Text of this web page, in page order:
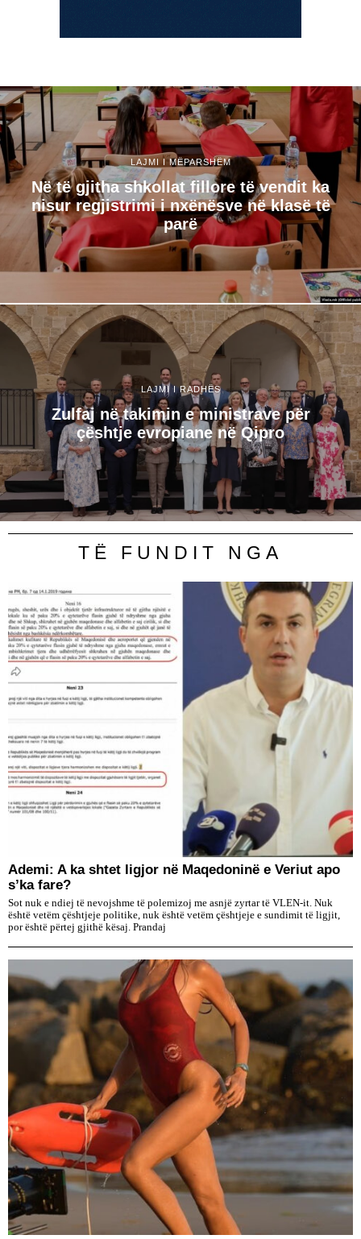
LAJMI I MËPARSHËM
Në të gjitha shkollat fillore të vendit ka
nisur regjistrimi i nxënësve në klasë të
parë
LAJMI I RADHËS
Zulfaj në takimin e ministrave për
çështje evropiane në Qipro
TË FUNDIT NGA
Ademi: A ka shtet ligjor në Maqedoninë e Veriut apo
s’ka fare?
Sot nuk e ndiej të nevojshme të polemizoj me asnjë zyrtar të VLEN-it. Nuk
është vetëm çështjeje politike, nuk është vetëm çështjeje e sundimit të ligjit,
por është përtej gjithë kësaj. Prandaj